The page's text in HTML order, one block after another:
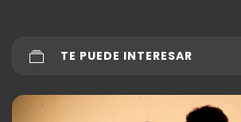
TE PUEDE INTERESAR